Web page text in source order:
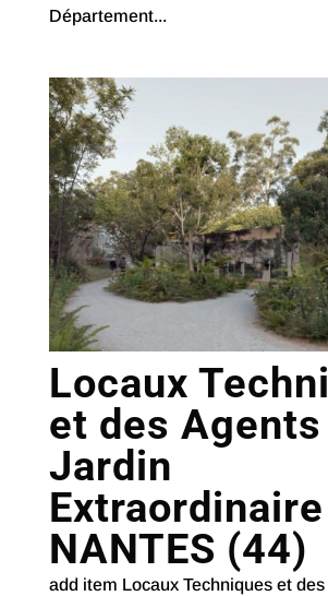
Département...
Locaux
et des Agents
Jardin
NANTES (44)
add item Locaux Techniques et